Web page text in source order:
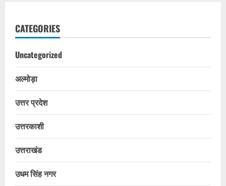
CATEGORIES
Uncategorized
अल्मोड़ा
उत्तर प्रदेश
उत्तरकाशी
उत्तराखंड
उधम सिंह नगर